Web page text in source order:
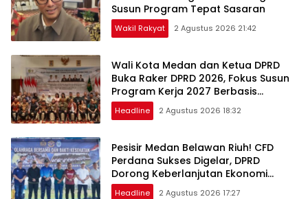
Susun Program Tepat Sasaran
Wakil Rakyat 2 Agustus 2026 21:42
Wali Kota Medan dan Ketua DPRD
Buka Raker DPRD 2026, Fokus Susun
Program Kerja 2027 Berbasis
Digitalisasi dan Inovasi
Headline 2 Agustus 2026 18:32
Pesisir Medan Belawan Riuh! CFD
Perdana Sukses Digelar, DPRD
Dorong Keberlanjutan Ekonomi
Warga
Headline 2 Agustus 2026 17:27